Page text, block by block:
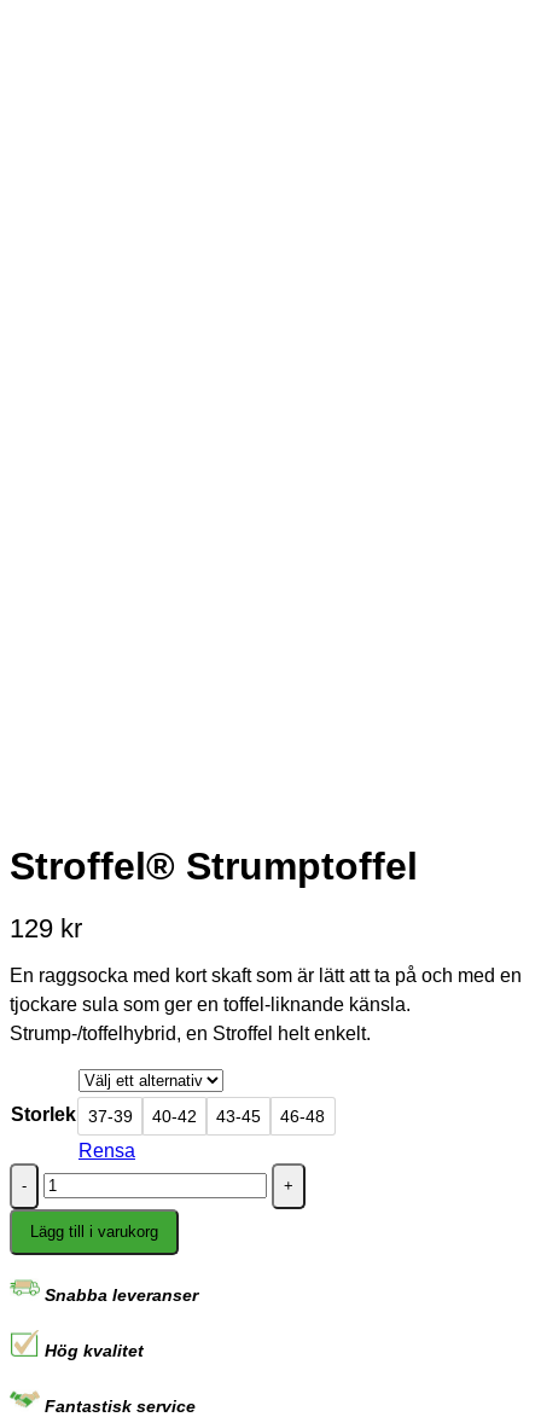
Stroffel® Strumptoffel
129 kr
En raggsocka med kort skaft som är lätt att ta på och med en
tjockare sula som ger en toffel-liknande känsla.
Strump-/toffelhybrid, en Stroffel helt enkelt.
Storlek 37-39 40-42 43-45 46-48
Rensa
Stroffel®
Strumptoffel
mängd
Lägg till i varukorg
Snabba leveranser
Hög kvalitet
Fantastisk service